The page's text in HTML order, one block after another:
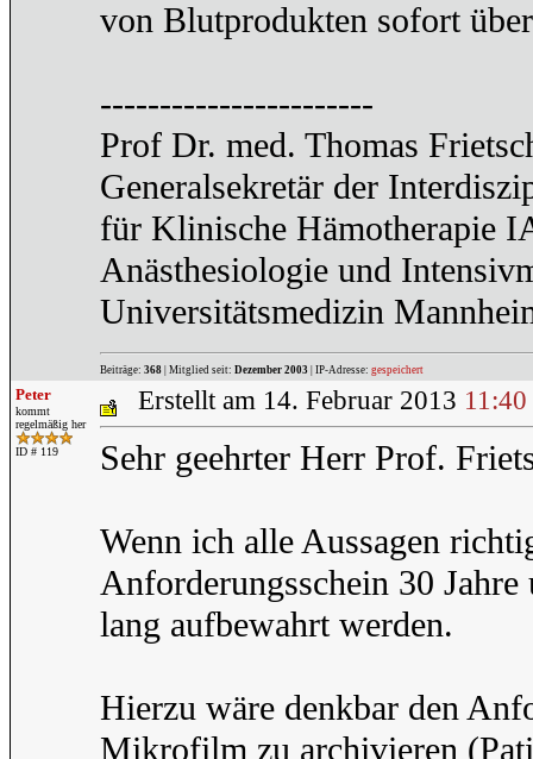
von Blutprodukten sofort
-----------------------
Prof Dr. med. Thomas
Generalsekretär der
für Klinische Hämotherapie
Anästhesiologie und
Universitätsmedizin
Beiträge: 368 | Mitglied seit: Dezember 2003 | IP-Adresse: gespeichert
Peter
kommt
regelmäßig her
ID # 119
Erstellt am 14. Februar 2013 11:40
Sehr geehrter Herr Prof.
Wenn ich alle Aussagen
Anforderungsschein 30
lang aufbewahrt werden.
Hierzu wäre denkbar den
Mikrofilm zu archivieren